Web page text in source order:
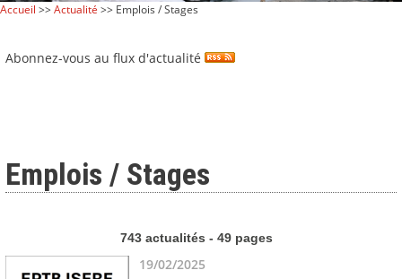
Accueil >>Actualité >> Emplois / Stages
Abonnez-vous au flux d'actualité
Emplois / Stages
743 actualités - 49 pages
19/02/2025